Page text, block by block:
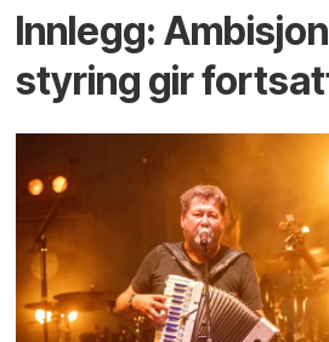
Innlegg:
styring gir